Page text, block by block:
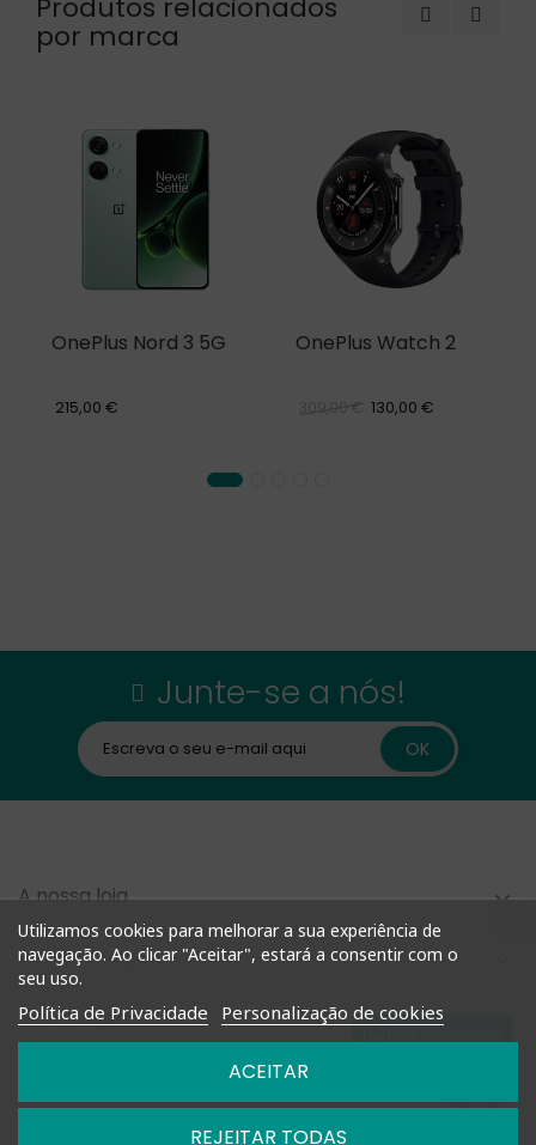
Produtos relacionados
por marca
OnePlus Nord 3 5G
215,00 €
OnePlus Watch 2
309,00 € 130,00 €
Utilizamos cookies para melhorar a sua experiência de
navegação. Ao clicar "Aceitar", estará a consentir com o
seu uso.
Política de Privacidade Personalização de cookies
REJEITAR TODAS
ACEITAR
Junte-se a nós!
A nossa loja 
Compra Rápida
Informação